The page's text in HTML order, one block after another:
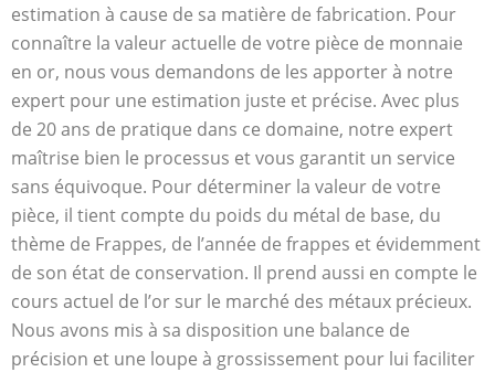
estimation à cause de sa matière de fabrication. Pour
connaître la valeur actuelle de votre pièce de monnaie
en or, nous vous demandons de les apporter à notre
expert pour une estimation juste et précise. Avec plus
de 20 ans de pratique dans ce domaine, notre expert
maîtrise bien le processus et vous garantit un service
sans équivoque. Pour déterminer la valeur de votre
pièce, il tient compte du poids du métal de base, du
thème de Frappes, de l’année de frappes et évidemment
de son état de conservation. Il prend aussi en compte le
cours actuel de l’or sur le marché des métaux précieux.
Nous avons mis à sa disposition une balance de
précision et une loupe à grossissement pour lui faciliter